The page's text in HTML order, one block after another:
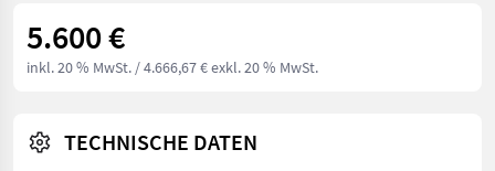
5.600 €
inkl. 20 % MwSt. / 4.666,67 € exkl. 20 % MwSt.
TECHNISCHE DATEN